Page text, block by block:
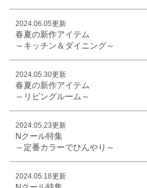
2024.06.05更新
春夏の新作アイテム
～キッチン＆ダイニング～
2024.05.30更新
春夏の新作アイテム
～リビングルーム～
2024.05.23更新
Nクール特集
～定番カラーでひんやり～
2024.05.18更新